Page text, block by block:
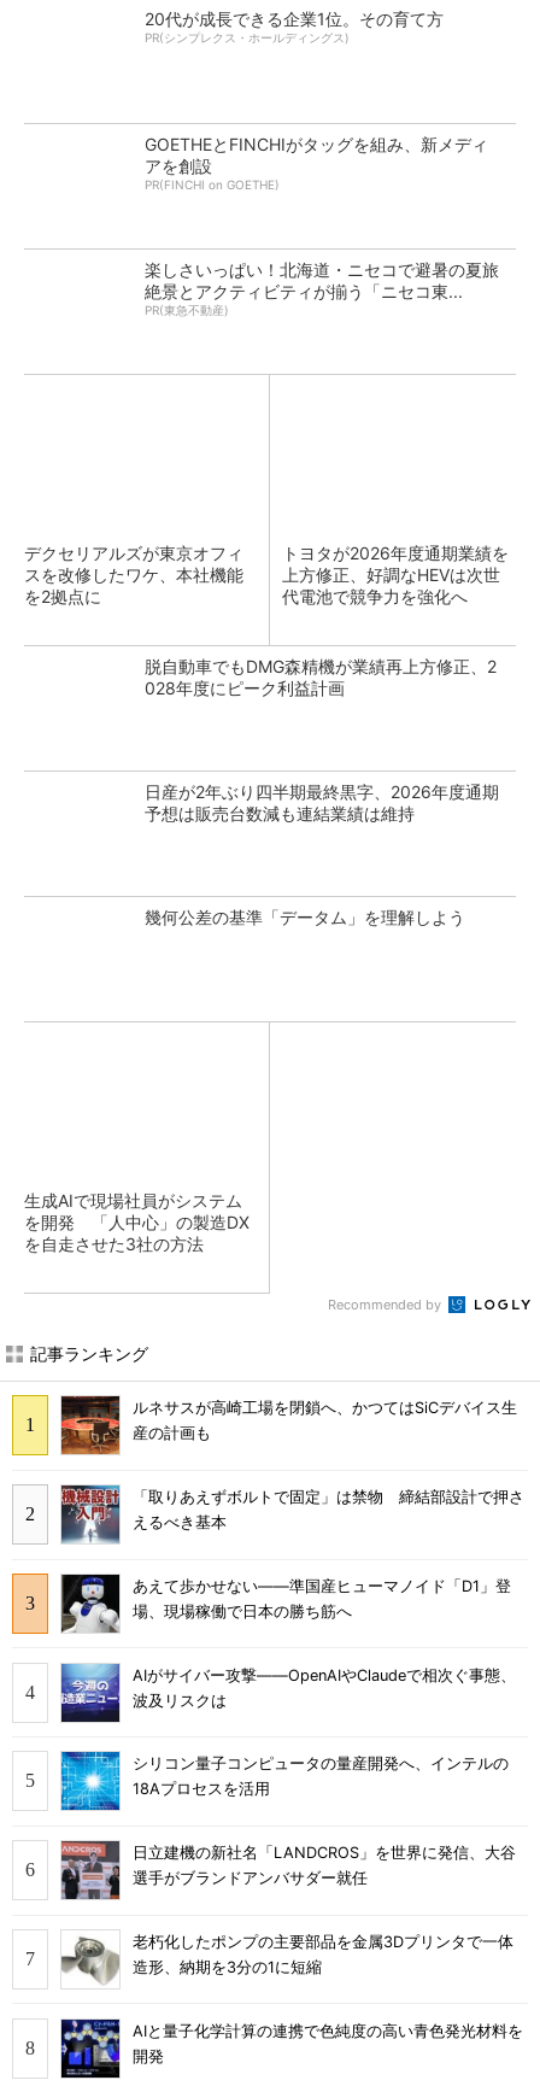
20代が成長できる企業1位。その育て方
PR(シンプレクス・ホールディングス)
GOETHEとFINCHIがタッグを組み、新メディ
アを創設
PR(FINCHI on GOETHE)
楽しさいっぱい！北海道・ニセコで避暑の夏旅
絶景とアクティビティが揃う「ニセコ東...
PR(東急不動産)
デクセリアルズが東京オフィ
スを改修したワケ、本社機能
を2拠点に
トヨタが2026年度通期業績を
上方修正、好調なHEVは次世
代電池で競争力を強化へ
脱自動車でもDMG森精機が業績再上方修正、2
028年度にピーク利益計画
日産が2年ぶり四半期最終黒字、2026年度通期
予想は販売台数減も連結業績は維持
幾何公差の基準「データム」を理解しよう
生成AIで現場社員がシステム
を開発 「人中心」の製造DX
を自走させた3社の方法
Recommended by
記事ランキング
ルネサスが高崎工場を閉鎖へ、かつてはSiCデバイス生
産の計画も
「取りあえずボルトで固定」は禁物 締結部設計で押さ
えるべき基本
あえて歩かせない――準国産ヒューマノイド「D1」登
場、現場稼働で日本の勝ち筋へ
AIがサイバー攻撃――OpenAIやClaudeで相次ぐ事態、
波及リスクは
シリコン量子コンピュータの量産開発へ、インテルの
18Aプロセスを活用
日立建機の新社名「LANDCROS」を世界に発信、大谷
選手がブランドアンバサダー就任
老朽化したポンプの主要部品を金属3Dプリンタで一体
造形、納期を3分の1に短縮
AIと量子化学計算の連携で色純度の高い青色発光材料を
開発